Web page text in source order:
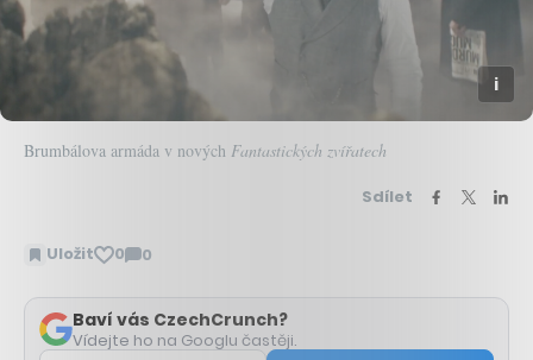
Brumbálova armáda v nových Fantastických zvířatech
Sdílet
Uložit 0 0
Zobrazit
Baví vás CzechCrunch?
Vídejte ho na Googlu častěji.